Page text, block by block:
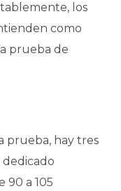
los
como
prueba de
prueba, hay tres
90 a 105